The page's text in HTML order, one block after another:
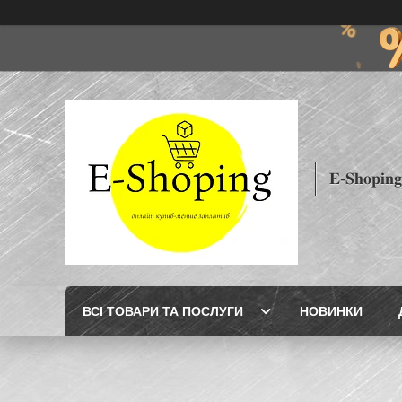
𝐄-𝐒𝐡𝐨𝐩𝐢𝐧𝐠
ВСІ ТОВАРИ ТА ПОСЛУГИ НОВИНКИ